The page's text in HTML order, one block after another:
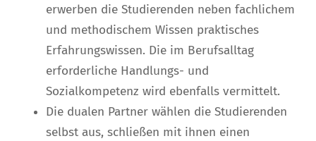
erwerben die Studierenden neben fachlichem
und methodischem Wissen praktisches
Erfahrungswissen. Die im Berufsalltag
erforderliche Handlungs- und
Sozialkompetenz wird ebenfalls vermittelt.
Die dualen Partner wählen die Studierenden
selbst aus, schließen mit ihnen einen